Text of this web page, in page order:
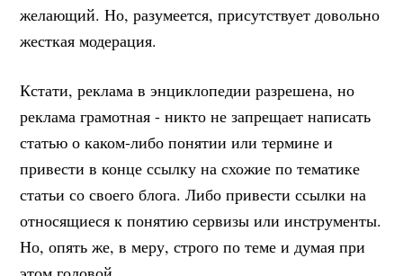
желающий. Но, разумеется, присутствует довольно
жесткая модерация.
Кстати, реклама в энциклопедии разрешена, но
реклама грамотная - никто не запрещает написать
статью о каком-либо понятии или термине и
привести в конце ссылку на схожие по тематике
статьи со своего блога. Либо привести ссылки на
относящиеся к понятию сервизы или инструменты.
Но, опять же, в меру, строго по теме и думая при